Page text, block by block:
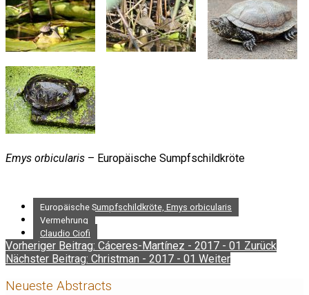
Emys orbicularis – Europäische Sumpfschildkröte
Europäische Sumpfschildkröte, Emys orbicularis
Vermehrung
Claudio Ciofi
Vorheriger Beitrag: Cáceres-Martínez - 2017 - 01 Zurück
Nächster Beitrag: Christman - 2017 - 01 Weiter
Neueste Abstracts